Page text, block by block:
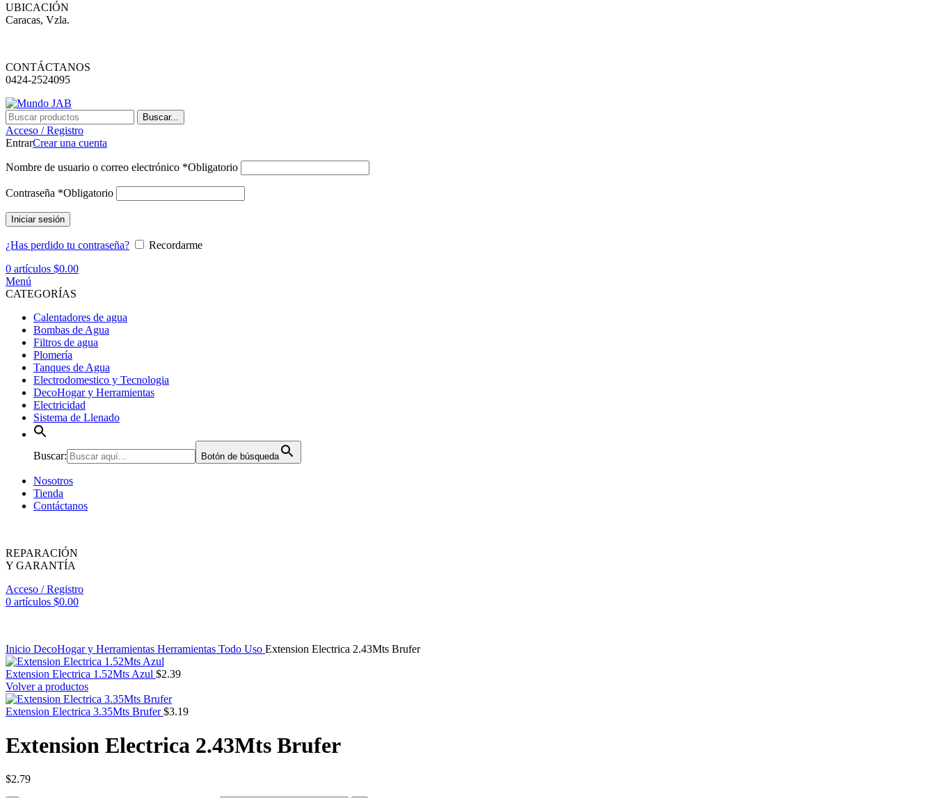
UBICACIÓN
Caracas, Vzla.
CONTÁCTANOS
0424-2524095
Buscar...
Acceso / Registro
EntrarCrear una cuenta
Nombre de usuario o correo electrónico *Obligatorio
Contraseña *Obligatorio
Iniciar sesión
¿Has perdido tu contraseña?
Recordarme
0 artículos $0.00
Menú
CATEGORÍAS
Calentadores de agua
Bombas de Agua
Filtros de agua
Plomería
Tanques de Agua
Electrodomestico y Tecnologia
DecoHogar y Herramientas
Electricidad
Sistema de Llenado
Buscar: Botón de búsqueda
Nosotros
Tienda
Contáctanos
REPARACIÓN
Y GARANTÍA
Acceso / Registro
0 artículos $0.00
Inicio DecoHogar y Herramientas Herramientas Todo Uso Extension Electrica 2.43Mts Brufer
Extension Electrica 1.52Mts Azul $2.39
Volver a productos
Extension Electrica 3.35Mts Brufer$3.19
Extension Electrica 2.43Mts Brufer
$2.79